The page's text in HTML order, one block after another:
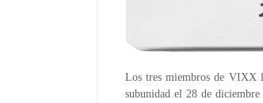
Los tres miembros de VIXX
subunidad el 28 de